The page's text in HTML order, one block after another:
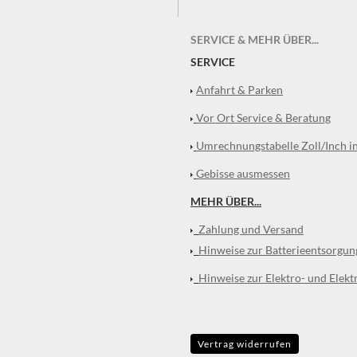
SERVICE & MEHR ÜBER...
SERVICE
Anfahrt & Parken
Vor Ort Service & Beratung
Umrechnungstabelle Zoll/Inch
Gebisse ausmessen
MEHR ÜBER...
Zahlung und Versand
Hinweise zur
Hinweise zur Elektro- und
Vertrag widerrufen